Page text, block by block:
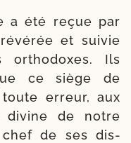
a été reçue par
et sui­vie
ortho­doxes. Ils
ce siège de
erreur, aux
divine de notre
chef de ses dis­